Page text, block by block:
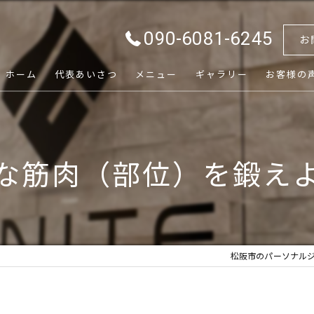
090-6081-6245 お
ホーム 代表あいさつ メニュー ギャラリー お客様の
筋肉（部位）を鍛え
松阪市のパーソナル